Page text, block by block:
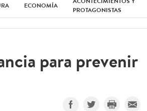
ECONOMÍA
PROTAGONISTAS
para prevenir